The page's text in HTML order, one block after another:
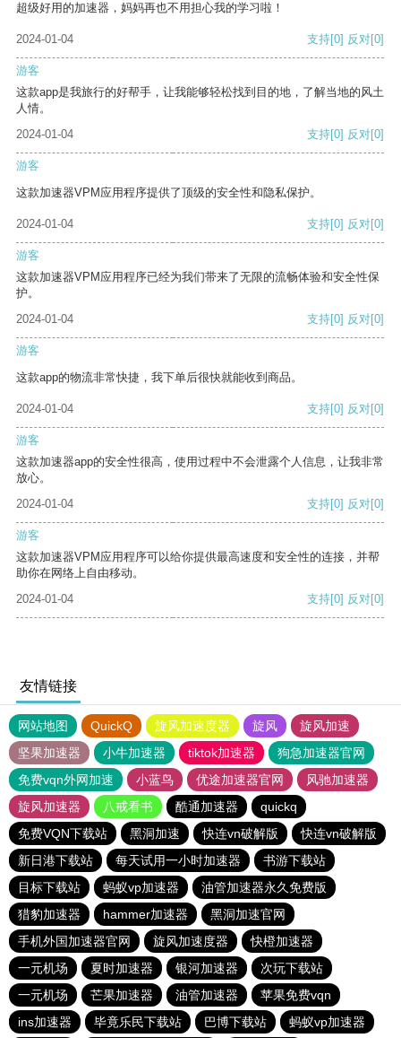
超级好用的加速器，妈妈再也不用担心我的学习啦！
2024-01-04 支持[0] 反对[0]
游客
这款app是我旅行的好帮手，让我能够轻松找到目的地，了解当地的风土
人情。
2024-01-04
支持[0] 反对[0]
游客
这款加速器VPM应用程序提供了顶级的安全性和隐私保护。
2024-01-04 支持[0] 反对[0]
游客
这款加速器VPM应用程序已经为我们带来了无限的流畅体验和安全性保
护。
2024-01-04
支持[0] 反对[0]
游客
这款app的物流非常快捷，我下单后很快就能收到商品。
2024-01-04 支持[0] 反对[0]
游客
这款加速器app的安全性很高，使用过程中不会泄露个人信息，让我非常
放心。
2024-01-04
支持[0] 反对[0]
游客
这款加速器VPM应用程序可以给你提供最高速度和安全性的连接，并帮
助你在网络上自由移动。
2024-01-04
支持[0] 反对[0]
友情链接
网站地图 QuickQ 旋风加速度器 旋风
旋风加速
坚果加速器
小牛加速器 tiktok加速器
狗急加速器官网
免费vqn外网加速
小蓝鸟 优途加速器官网
风驰加速器
旋风加速器
八戒看书 酷通加速器
quickq
免费VQN下载站
黑洞加速 快连vn破解版
快连vn破解版
新日港下载站
每天试用一小时加速器
书游下载站
目标下载站
蚂蚁vp加速器
油管加速器永久免费版
猎豹加速器
hammer加速器
黑洞加速官网
手机外国加速器官网
旋风加速度器
快橙加速器
一元机场
夏时加速器 银河加速器
次玩下载站
一元机场
芒果加速器 油管加速器
苹果免费vqn
ins加速器
毕竟乐民下载站 巴博下载站 蚂蚁vp加速器